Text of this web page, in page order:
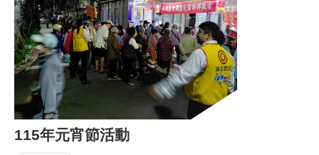
115年元宵節活動